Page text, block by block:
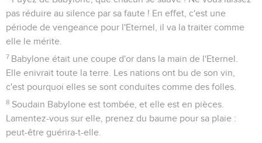
pas réduire au silence par sa faute ! En effet, c'est une
période de vengeance pour l'Eternel, il va la traiter comme
elle le mérite.
7 Babylone était une coupe d'or dans la main de l'Eternel.
Elle enivrait toute la terre. Les nations ont bu de son vin,
c'est pourquoi elles se sont conduites comme des folles.
8 Soudain Babylone est tombée, et elle est en pièces.
Lamentez-vous sur elle, prenez du baume pour sa plaie :
peut-être guérira-t-elle.